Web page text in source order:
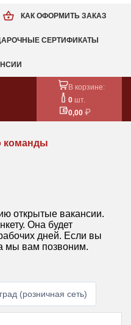
КАК ОФОРМИТЬ ЗАКАЗ
СЕРТИФИКАТЫ
В корзине:
0 шт.
0,00
команды
открытые вакансии.
Она будет
дней. Если вы
мы вам позвоним.
(розничная сеть)